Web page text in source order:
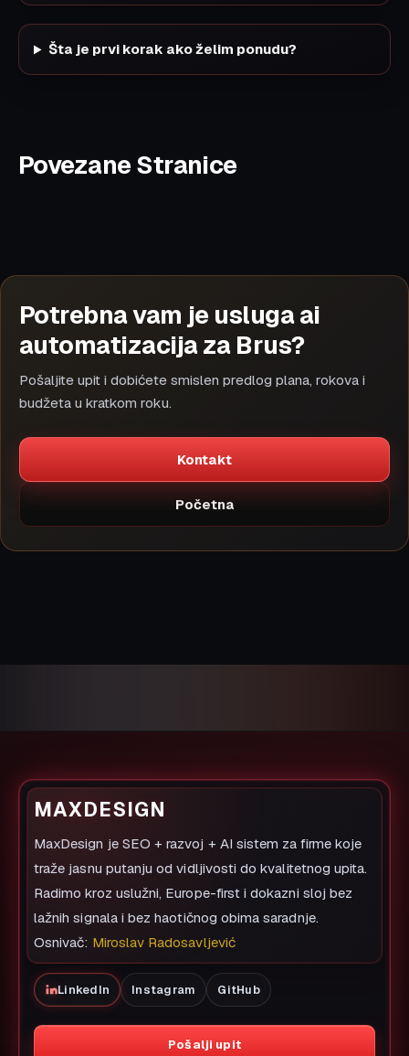
Šta je prvi korak ako želim ponudu?
Povezane Stranice
Potrebna vam je usluga ai
automatizacija za Brus?
Pošaljite upit i dobićete smislen predlog plana, rokova i
budžeta u kratkom roku.
Kontakt
Početna
MAXDESIGN
MaxDesign je SEO + razvoj + AI sistem za firme koje
traže jasnu putanju od vidljivosti do kvalitetnog upita.
Radimo kroz uslužni, Europe-first i dokazni sloj bez
lažnih signala i bez haotičnog obima saradnje.
Osnivač: Miroslav Radosavljević
LinkedIn Instagram GitHub
Pošalji upit